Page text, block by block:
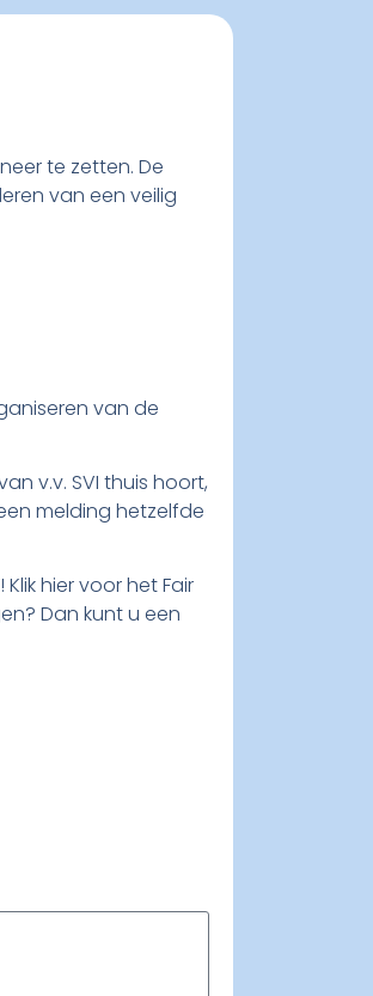
te zetten. De
van een veilig
van de
v.v. SVI thuis hoort,
melding hetzelfde
hier voor het Fair
Dan kunt u een